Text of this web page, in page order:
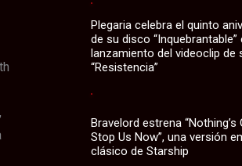
Plegaria celebra el quinto
de su disco “Inquebrantable”
lanzamiento del videoclip de
“Resistencia”
Bravelord estrena “Nothing’s
Stop Us Now”, una versión
clásico de Starship